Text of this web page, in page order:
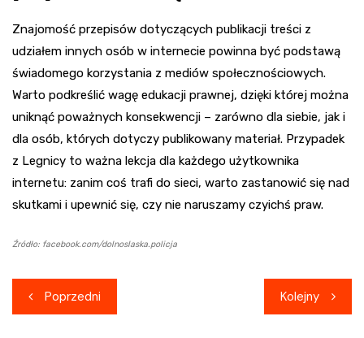
Znajomość przepisów dotyczących publikacji treści z
udziałem innych osób w internecie powinna być podstawą
świadomego korzystania z mediów społecznościowych.
Warto podkreślić wagę edukacji prawnej, dzięki której można
uniknąć poważnych konsekwencji – zarówno dla siebie, jak i
dla osób, których dotyczy publikowany materiał. Przypadek
z Legnicy to ważna lekcja dla każdego użytkownika
internetu: zanim coś trafi do sieci, warto zastanowić się nad
skutkami i upewnić się, czy nie naruszamy czyichś praw.
Źródło: facebook.com/dolnoslaska.policja
Nawigacja
wpisu
Poprzedni Kolejny